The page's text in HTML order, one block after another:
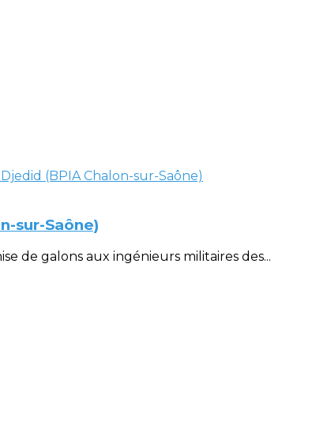
sur-Saône)
de galons aux ingénieurs militaires des...